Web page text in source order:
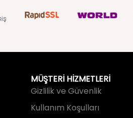
MÜŞTERİ HİZMETLERİ
Kullanım Koşulları